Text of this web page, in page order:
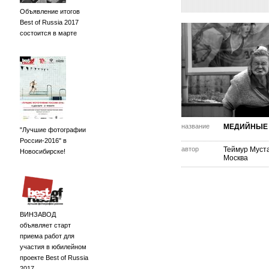
Объявление итогов
Best of Russia 2017
состоится в марте
"Лучшие фотографии
России-2016" в
Новосибирске!
ВИНЗАВОД
объявляет старт
приема работ для
участия в юбилейном
проекте Best of Russia
название МЕДИЙНЫЕ
автор
Теймур
Москва